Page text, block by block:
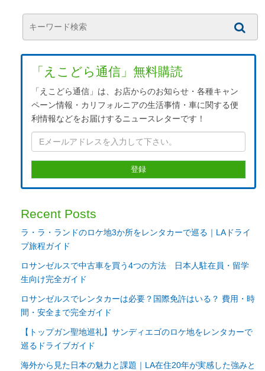
「えこどら通信」無料購読
「えこどら通信」は、お店からのお知らせ・各種キャン
ペーン情報・カリフォルニアの生活事情・車に関する便
利情報などをお届けするニュースレターです！
Recent Posts
ラ・ラ・ランドのロケ地3か所をレンタカーで巡る｜LAドライ
ブ旅程ガイド
ロサンゼルスで中古車を買う4つの方法 日本人駐在員・留学
生向け完全ガイド
ロサンゼルスでレンタカーは必要？国際免許はいる？ 費用・時
間・安全まで完全ガイド
【トップガン聖地巡礼】サンディエゴのロケ地をレンタカーで
巡るドライブガイド
海外から見た日本の魅力と課題｜LA在住20年が実感した強みと